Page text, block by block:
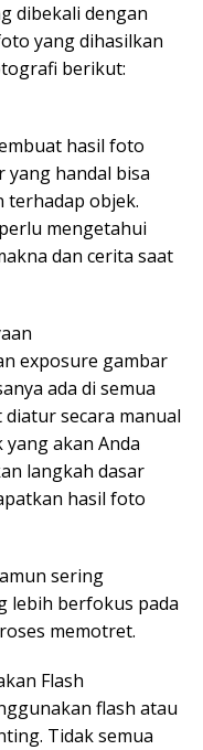
dibekali dengan
yang dihasilkan
berikut:
hasil foto
handal bisa
terhadap objek.
mengetahui
dan cerita saat
exposure gambar
ada di semua
secara manual
akan Anda
langkah dasar
hasil foto
sering
lebih berfokus pada
memotret.
Flash
flash atau
Tidak semua